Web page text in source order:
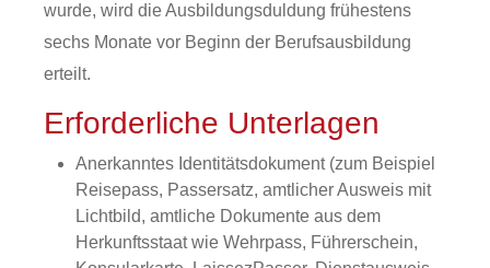
wurde, wird die Ausbildungsduldung frühestens
sechs Monate vor Beginn der Berufsausbildung
erteilt.
Erforderliche Unterlagen
Anerkanntes Identitätsdokument (zum Beispiel
Reisepass, Passersatz, amtlicher Ausweis mit
Lichtbild, amtliche Dokumente aus dem
Herkunftsstaat wie Wehrpass, Führerschein,